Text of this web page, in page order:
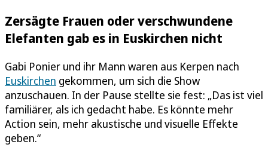
Zersägte Frauen oder verschwundene
Elefanten gab es in Euskirchen nicht
Gabi Ponier und ihr Mann waren aus Kerpen nach
Euskirchen gekommen, um sich die Show
anzuschauen. In der Pause stellte sie fest: „Das ist viel
familiärer, als ich gedacht habe. Es könnte mehr
Action sein, mehr akustische und visuelle Effekte
geben.“